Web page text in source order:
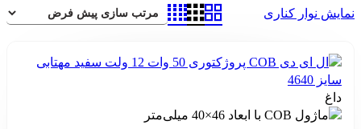
نمایش نوار کناری
داغ